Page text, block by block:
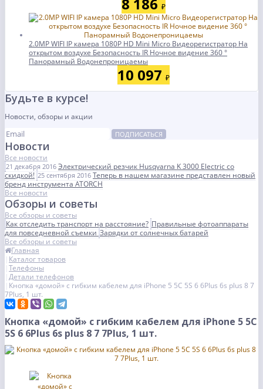
₽
2.0MP WIFI IP камера 1080P HD Mini Micro Видеорегистратор На
открытом воздухе Безопасность IR Ночное видение 360 °
Панорамный Водонепроницаемы
10 097 ₽
Будьте в курсе!
Новости, обзоры и акции
ПОДПИСАТЬСЯ
Новости
Все новости
21 декабря 2016 Электрический резчик Husqvarna K 3000 Electric со
скидкой! 25 сентября 2016 Теперь в нашем магазине представлен новый
бренд инструмента ATORCH
Все новости
Обзоры и советы
Все обзоры и советы
Как отследить транспорт на расстояние? Правильные фотоаппараты
для повседневной съемкиЗарядки от солнечных батарей
Все обзоры и советы
Главная
Каталог товаров
Телефоны
Детали телефонов
Кнопка «домой» с гибким кабелем для iPhone 5 5C 5S 6 6Plus 6s plus 8 7
7Plus, 1 шт.
Кнопка «домой» с гибким кабелем для iPhone 5 5C
5S 6 6Plus 6s plus 8 7 7Plus, 1 шт.